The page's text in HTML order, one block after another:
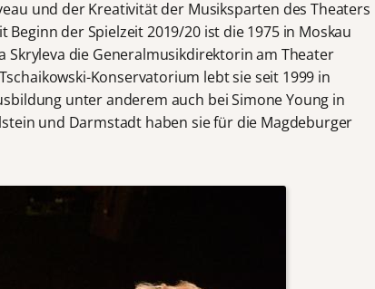
und der Kreativität der Musiksparten des Theaters
der Spielzeit 2019/20 ist die 1975 in Moskau
die Generalmusikdirektorin am Theater
Konservatorium lebt sie seit 1999 in
unter anderem auch bei Simone Young in
und Darmstadt haben sie für die Magdeburger